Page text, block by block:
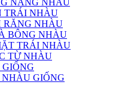
NẮNG NHÀU
TRÁI NHÀU
NHÀU
BÔNG NHÀU
TRÁI NHÀU
TỪ NHÀU
NHÀU GIỐNG